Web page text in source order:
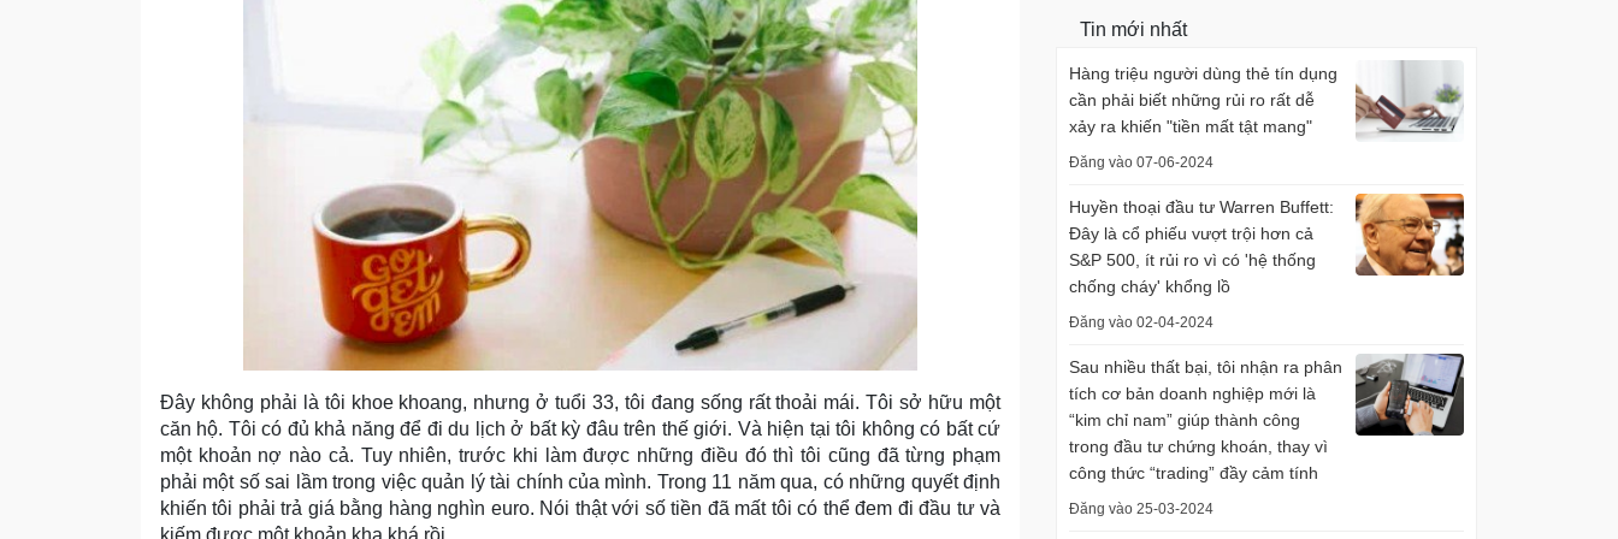
Đây không phải là tôi khoe khoang, nhưng ở tuổi 33, tôi đang sống rất thoải mái. Tôi sở hữu một
căn hộ. Tôi có đủ khả năng để đi du lịch ở bất kỳ đâu trên thế giới. Và hiện tại tôi không có bất cứ
một khoản nợ nào cả. Tuy nhiên, trước khi làm được những điều đó thì tôi cũng đã từng phạm
phải một số sai lầm trong việc quản lý tài chính của mình. Trong 11 năm qua, có những quyết định
khiến tôi phải trả giá bằng hàng nghìn euro. Nói thật với số tiền đã mất tôi có thể đem đi đầu tư và
kiếm được một khoản kha khá rồi.
Tin mới nhất
Hàng triệu người dùng thẻ tín dụng
cần phải biết những rủi ro rất dễ
xảy ra khiến "tiền mất tật mang"
Đăng vào 07-06-2024
Huyền thoại đầu tư Warren Buffett:
Đây là cổ phiếu vượt trội hơn cả
S&P 500, ít rủi ro vì có 'hệ thống
chống cháy' khổng lồ
Đăng vào 02-04-2024
Sau nhiều thất bại, tôi nhận ra phân
tích cơ bản doanh nghiệp mới là
“kim chỉ nam” giúp thành công
trong đầu tư chứng khoán, thay vì
công thức “trading” đầy cảm tính
Đăng vào 25-03-2024